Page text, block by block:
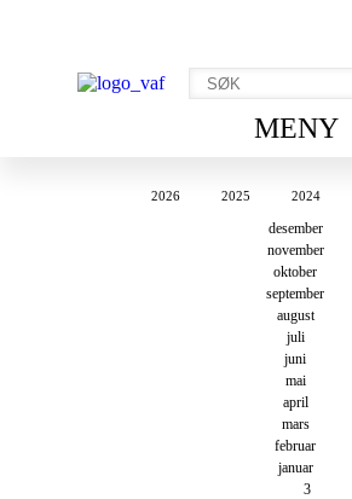
MENY
2026 2025 2024
desember
november
oktober
september
august
juli
juni
mai
april
mars
februar
januar
3